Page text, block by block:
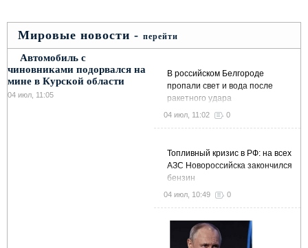
Мировые новости - перейти
Автомобиль с
чиновниками подорвался на
мине в Курской области
04 июл, 11:05
В российском Белгороде
пропали свет и вода после
ракетного удара
04 июл, 11:02 0
Топливный кризис в РФ: на всех
АЗС Новороссийска закончился
бензин
04 июл, 10:49 0